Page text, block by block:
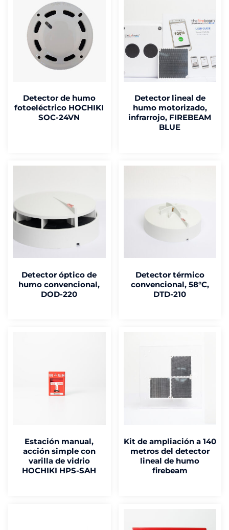
Detector de humo
fotoeléctrico HOCHIKI
SOC-24VN
Detector lineal de
humo motorizado,
infrarrojo, FIREBEAM
BLUE
Detector óptico de
humo convencional,
DOD-220
Detector térmico
convencional, 58°C,
DTD-210
Estación manual,
acción simple con
varilla de vidrio
HOCHIKI HPS-SAH
Kit de ampliación a 140
metros del detector
lineal de humo
firebeam